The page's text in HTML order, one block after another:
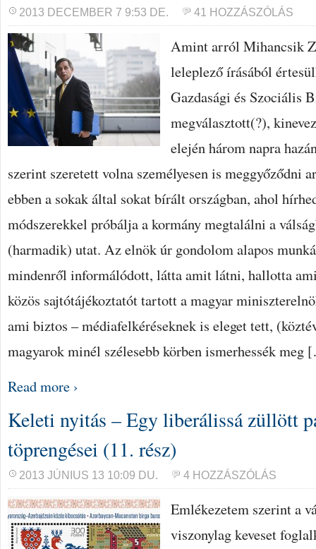
2013 DECEMBER 7 9:53 DE. 41 HOZZÁSZÓLÁS
Amint arról Mihancsik
leleplező írásából
Gazdasági és Szociális
megválasztott(?),
elején három napra
szerint szeretett volna személyesen is meggyőződni
ebben a sokak által sokat bírált országban, ahol
módszerekkel próbálja a kormány megtalálni a
(harmadik) utat. Az elnök úr gondolom alapos
mindenről informálódott, látta amit látni, hallotta
közös sajtótájékoztatót tartott a magyar
ami biztos – médiafelkéréseknek is eleget tett,
magyarok minél szélesebb körben ismerhessék
Read more ›
Keleti nyitás – Egy liberálissá züllött
töprengései (11. rész)
2013 JÚNIUS 13 10:09 DU. 4 HOZZÁSZÓLÁS
Emlékezetem szerint a
viszonylag keveset